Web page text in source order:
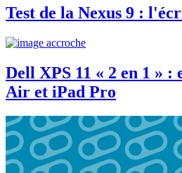
Test de la Nexus 9 :
Dell XPS 11 « 2 en 1 »
Air et iPad Pro